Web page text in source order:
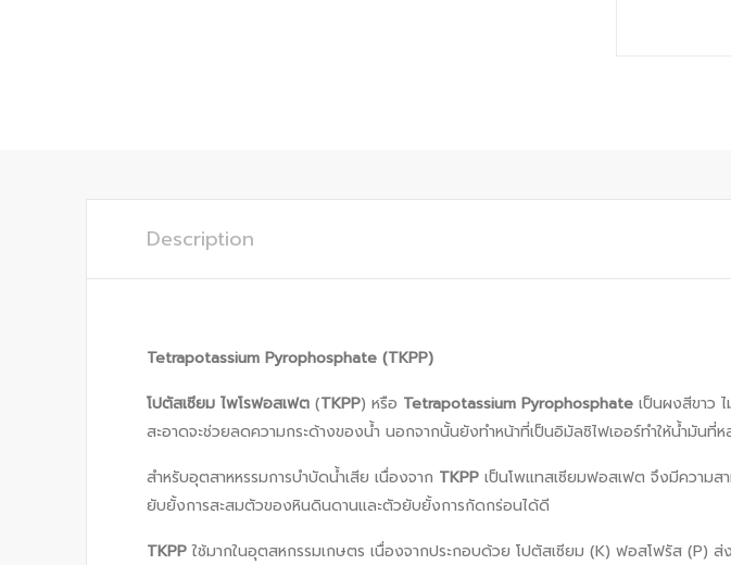
Description
Tetrapotassium Pyrophosphate (TKPP)
โปตัสเซียม ไพโรฟอสเฟต (TKPP) หรือ Tetrapotassium Pyrophosphate เป็นผงสีขาว
สะอาดจะช่วยลดความกระด้างของน้ำ นอกจากนั้นยังทำหน้าที่เป็นอิมัลซิไฟเออร์ทำให้น้ำมัน
สำหรับอุตสาหหรรมการบำบัดน้ำเสีย เนื่องจาก TKPP เป็นโพแทสเซียมฟอสเฟต จึงมีความส
ยับยั้งการสะสมตัวของหินดินดานและตัวยับยั้งการกัดกร่อนได้ดี
TKPPใช้มากในอุตสหกรรมเกษตร เนื่องจากประกอบด้วย โปตัสเซียม (K) ฟอสโฟรัส (P)